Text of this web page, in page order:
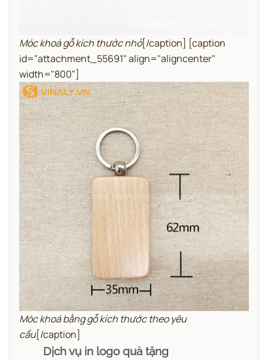
Móc khoá gỗ kích thước nhỏ[/caption] [caption
id="attachment_55691" align="aligncenter"
width="800"]
Móc khoá bằng gỗ kích thước theo yêu
cầu[/caption]
Dịch vụ in logo quà tặng